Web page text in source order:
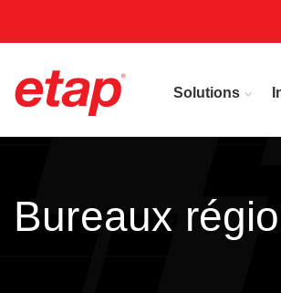
Solutions
Bureaux